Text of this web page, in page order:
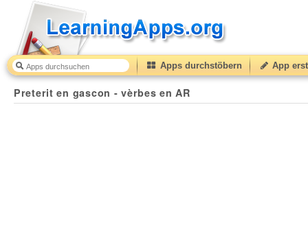
Apps durchstöbern App
Preterit en gascon - vèrbes en AR